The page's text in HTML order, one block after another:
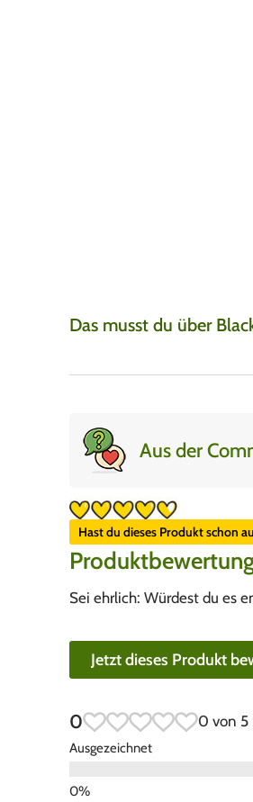
Das musst du über
Aus der
Hast du dieses Produkt schon
Sei ehrlich: Würdest du es
Jetzt dieses Produkt
0 0 von 5
Ausgezeichnet